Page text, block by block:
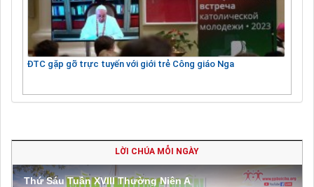
ĐTC gặp gỡ trực tuyến với giới trẻ Công giáo Nga
LỜI CHÚA MỖI NGÀY
Thứ Sáu Tuần XVIII Thường Niên A